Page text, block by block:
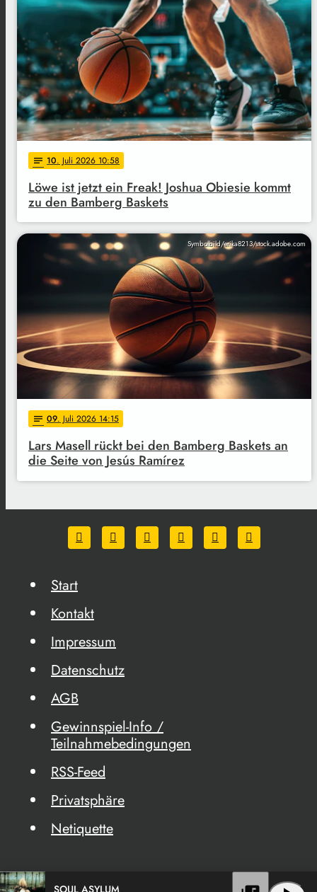
notes 10. Juli 2026 10:58
Löwe ist jetzt ein Freak! Joshua Obiesie kommt
zu den Bamberg Baskets
Symbolbild/erika8213/stock.adobe.com
notes 09. Juli 2026 14:15
Lars Masell rückt bei den Bamberg Baskets an
die Seite von Jesús Ramírez
Start
Kontakt
Impressum
Datenschutz
AGB
Gewinnspiel-Info /
Teilnahmebedingungen
RSS-Feed
Privatsphäre
Netiquette
SOUL ASYLUM